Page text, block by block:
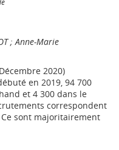
;Anne-Marie
2020)
en 2019, 94 700
et 4 300 dans le
correspondent
sont majoritairement